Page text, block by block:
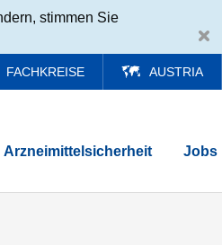
stimmen Sie
FACHKREISE AUSTRIA
Arzneimittelsicherheit Jobs